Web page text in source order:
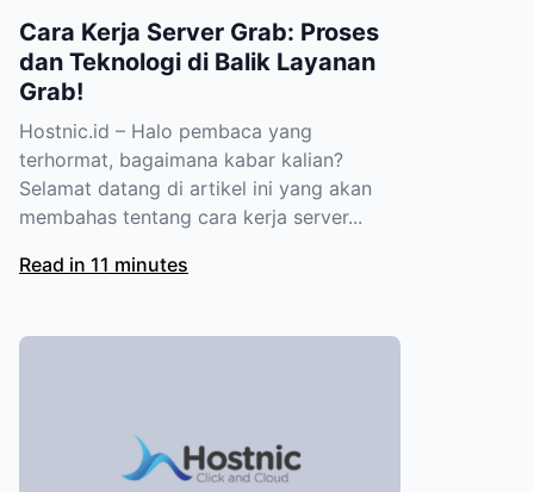
Cara Kerja Server Grab: Proses
dan Teknologi di Balik Layanan
Grab!
Hostnic.id – Halo pembaca yang
terhormat, bagaimana kabar kalian?
Selamat datang di artikel ini yang akan
membahas tentang cara kerja server...
Read in 11 minutes